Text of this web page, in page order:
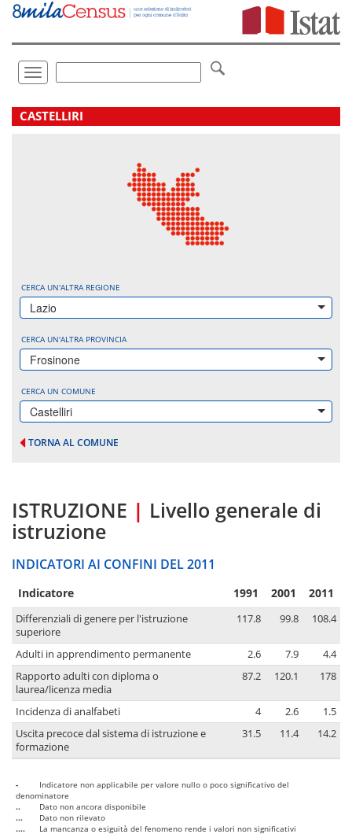
Vai
direttamente
Toggle
navigation
.
CASTELLIRI
CERCA UN'ALTRA REGIONE
Lazio
CERCA UN'ALTRA PROVINCIA
Frosinone
CERCA UN COMUNE
Castelliri
TORNA AL COMUNE
ISTRUZIONE | Livello generale di
istruzione
INDICATORI AI CONFINI DEL 2011
Indicatore 1991 2001 2011
Differenziali di genere per l'istruzione
superiore
117.8 99.8 108.4
Adulti in apprendimento permanente 2.6 7.9
4.4
Rapporto adulti con diploma o
laurea/licenza media
87.2 120.1 178
Incidenza di analfabeti 4 2.6
1.5
Uscita precoce dal sistema di istruzione e
formazione
31.5 11.4 14.2
-
Indicatore non applicabile per valore nullo o poco significativo del
denominatore
..
Dato non ancora disponibile
...
Dato non rilevato
....
La mancanza o esiguità del fenomeno rende i valori non significativi